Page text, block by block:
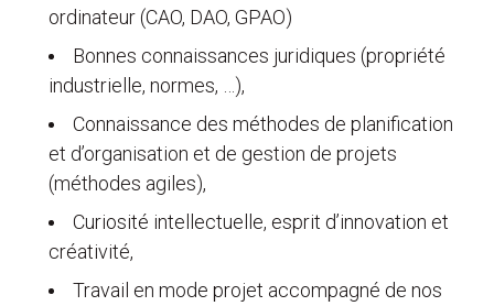
ordinateur (CAO, DAO, GPAO)
Bonnes connaissances juridiques (propriété
industrielle, normes, …),
Connaissance des méthodes de planification
et d’organisation et de gestion de projets
(méthodes agiles),
Curiosité intellectuelle, esprit d’innovation et
créativité,
Travail en mode projet accompagné de nos